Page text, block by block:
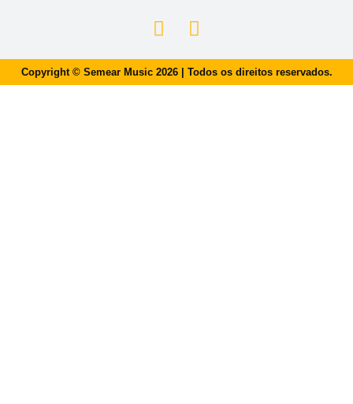
Copyright © Semear Music 2026 | Todos os direitos reservados.